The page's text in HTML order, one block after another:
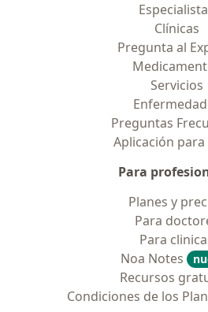
Clínicas
Pregunta al
Servicios
Preguntas
Aplicación
Para
Planes y
Para
Para
Noa Notes
Recursos
Condiciones de los